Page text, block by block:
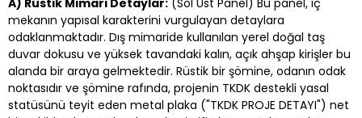
mekanın yapısal karakterini vurgulayan detaylara
odaklanmaktadır. Dış mimaride kullanılan yerel doğal taş
duvar dokusu ve yüksek tavandaki kalın, açık ahşap kirişler bu
alanda bir araya gelmektedir. Rüstik bir şömine, odanın odak
noktasıdır ve şömine rafında, projenin TKDK destekli yasal
statüsünü teyit eden metal plaka ("TKDK PROJE DETAYI") net